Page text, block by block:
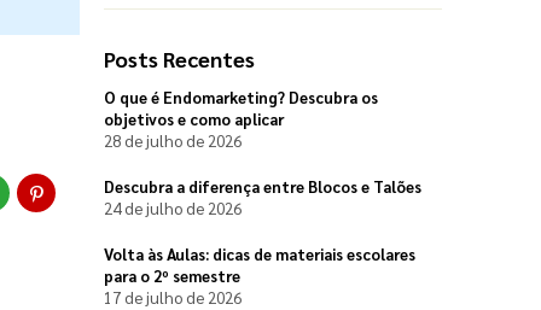
Posts Recentes
O que é Endomarketing? Descubra os
objetivos e como aplicar
28 de julho de 2026
Descubra a diferença entre Blocos e Talões
24 de julho de 2026
Volta às Aulas: dicas de materiais escolares
para o 2º semestre
17 de julho de 2026